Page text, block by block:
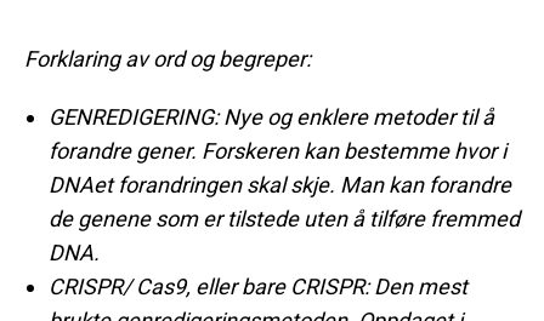
Forklaring av ord og begreper:
GENREDIGERING: Nye og enklere metoder til å
forandre gener. Forskeren kan bestemme hvor i
DNAet forandringen skal skje. Man kan forandre
de genene som er tilstede uten å tilføre fremmed
DNA.
CRISPR/ Cas9, eller bare CRISPR: Den mest